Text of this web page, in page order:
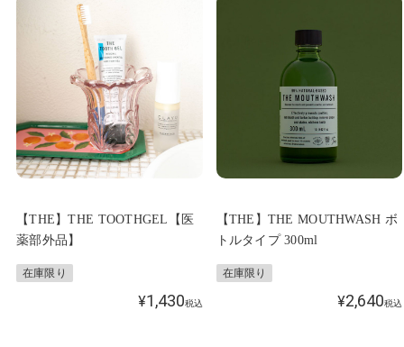
【THE】THE TOOTHGEL【医
薬部外品】
在庫限り
¥1,430税込
【THE】THE MOUTHWASH ボ
トルタイプ 300ml
在庫限り
¥2,640税込